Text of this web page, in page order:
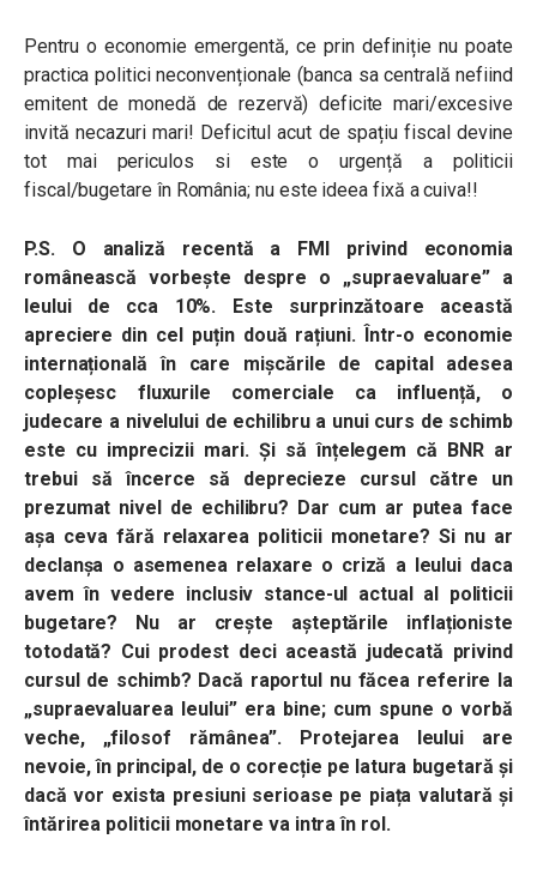
Pentru o economie emergentă, ce prin definiție nu poate
practica politici neconvenționale (banca sa centrală nefiind
emitent de monedă de rezervă) deficite mari/excesive
invită necazuri mari! Deficitul acut de spațiu fiscal devine
tot mai periculos si este o urgență a politicii
fiscal/bugetare în România; nu este ideea fixă a cuiva!!
P.S. O analiză recentă a FMI privind economia
românească vorbește despre o „supraevaluare” a
leului de cca 10%. Este surprinzătoare această
apreciere din cel puțin două rațiuni. Într-o economie
internațională în care mișcările de capital adesea
copleșesc fluxurile comerciale ca influență, o
judecare a nivelului de echilibru a unui curs de schimb
este cu imprecizii mari. Și să înțelegem că BNR ar
trebui să încerce să deprecieze cursul către un
prezumat nivel de echilibru? Dar cum ar putea face
așa ceva fără relaxarea politicii monetare? Si nu ar
declanșa o asemenea relaxare o criză a leului daca
avem în vedere inclusiv stance-ul actual al politicii
bugetare? Nu ar crește așteptările inflaționiste
totodată? Cui prodest deci această judecată privind
cursul de schimb? Dacă raportul nu făcea referire la
„supraevaluarea leului” era bine; cum spune o vorbă
veche, „filosof rămânea”. Protejarea leului are
nevoie, în principal, de o corecție pe latura bugetară și
dacă vor exista presiuni serioase pe piața valutară și
întărirea politicii monetare va intra în rol.